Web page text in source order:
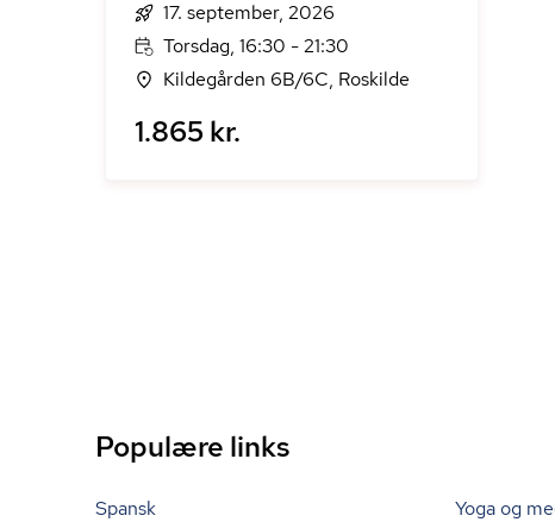
17. september, 2026
Torsdag, 16:30 - 21:30
Kildegården 6B/6C, Roskilde
1.865 kr.
Populære links
Spansk Yoga og